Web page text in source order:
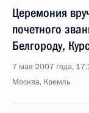
Церемония
почетного
Белгороду,
7 мая 2007 года,
Москва, Кремль